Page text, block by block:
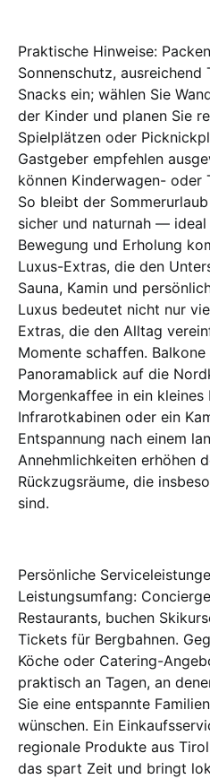
Praktische Hinweise:
Sonnenschutz, ausreichend
Snacks ein; wählen Sie
der Kinder und planen Sie
Spielplätzen oder
Gastgeber empfehlen
können Kinderwagen- oder
So bleibt der
sicher und naturnah — ideal
Bewegung und Erholung
Luxus-Extras, die den
Sauna, Kamin und
Luxus bedeutet nicht nur
Extras, die den Alltag
Momente schaffen.
Panoramablick auf die
Morgenkaffee in ein kleines
Infrarotkabinen oder ein
Entspannung nach einem
Annehmlichkeiten erhöhen
Rückzugsräume, die
sind.
Persönliche
Leistungsumfang:
Restaurants, buchen
Tickets für Bergbahnen.
Köche oder Catering-
praktisch an Tagen, an
Sie eine entspannte
wünschen. Ein
regionale Produkte aus
das spart Zeit und bringt